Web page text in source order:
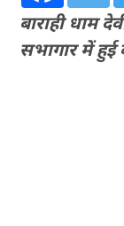
बाराही धाम
सभागार में